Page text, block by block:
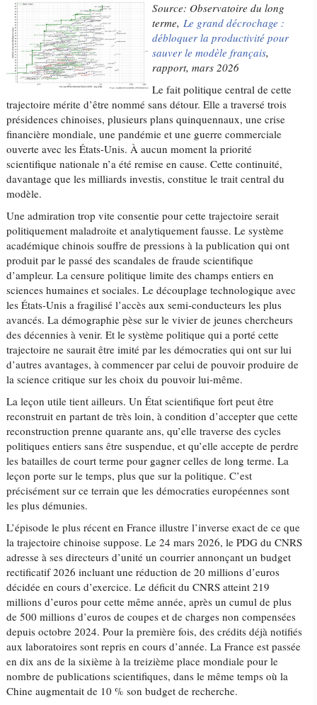
Source: Observatoire du long
terme, Le grand décrochage :
débloquer la productivité pour
sauver le modèle français,
rapport, mars 2026
Le fait politique central de cette
trajectoire mérite d’être nommé sans détour. Elle a traversé trois
présidences chinoises, plusieurs plans quinquennaux, une crise
financière mondiale, une pandémie et une guerre commerciale
ouverte avec les États-Unis. À aucun moment la priorité
scientifique nationale n’a été remise en cause. Cette continuité,
davantage que les milliards investis, constitue le trait central du
modèle.
Une admiration trop vite consentie pour cette trajectoire serait
politiquement maladroite et analytiquement fausse. Le système
académique chinois souffre de pressions à la publication qui ont
produit par le passé des scandales de fraude scientifique
d’ampleur. La censure politique limite des champs entiers en
sciences humaines et sociales. Le découplage technologique avec
les États-Unis a fragilisé l’accès aux semi-conducteurs les plus
avancés. La démographie pèse sur le vivier de jeunes chercheurs
des décennies à venir. Et le système politique qui a porté cette
trajectoire ne saurait être imité par les démocraties qui ont sur lui
d’autres avantages, à commencer par celui de pouvoir produire de
la science critique sur les choix du pouvoir lui-même.
La leçon utile tient ailleurs. Un État scientifique fort peut être
reconstruit en partant de très loin, à condition d’accepter que cette
reconstruction prenne quarante ans, qu’elle traverse des cycles
politiques entiers sans être suspendue, et qu’elle accepte de perdre
les batailles de court terme pour gagner celles de long terme. La
leçon porte sur le temps, plus que sur la politique. C’est
précisément sur ce terrain que les démocraties européennes sont
les plus démunies.
L’épisode le plus récent en France illustre l’inverse exact de ce que
la trajectoire chinoise suppose. Le 24 mars 2026, le PDG du CNRS
adresse à ses directeurs d’unité un courrier annonçant un budget
rectificatif 2026 incluant une réduction de 20 millions d’euros
décidée en cours d’exercice. Le déficit du CNRS atteint 219
millions d’euros pour cette même année, après un cumul de plus
de 500 millions d’euros de coupes et de charges non compensées
depuis octobre 2024. Pour la première fois, des crédits déjà notifiés
aux laboratoires sont repris en cours d’année. La France est passée
en dix ans de la sixième à la treizième place mondiale pour le
nombre de publications scientifiques, dans le même temps où la
Chine augmentait de 10 % son budget de recherche.